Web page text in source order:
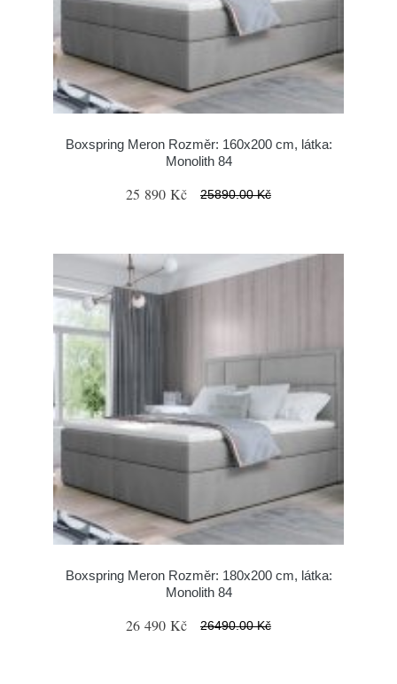
Boxspring Meron Rozměr: 160x200 cm, látka:
Monolith 84
25 890 Kč 25890.00 Kč
Boxspring Meron Rozměr: 180x200 cm, látka:
Monolith 84
26 490 Kč 26490.00 Kč